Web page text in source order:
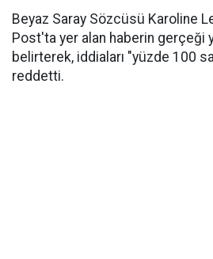
Beyaz Saray Sözcüsü Karoline
Post'ta yer alan haberin gerçeği
belirterek, iddiaları "yüzde 100
reddetti.